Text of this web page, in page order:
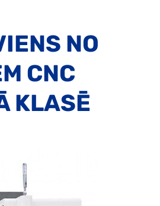
NO
CNC
KLASĒ